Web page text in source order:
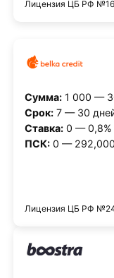
Лицензия ЦБ РФ
Сумма:1 000 —
Срок:7 — 30
Ставка:0 — 0,8%
ПСК:0 —
Лицензия ЦБ РФ